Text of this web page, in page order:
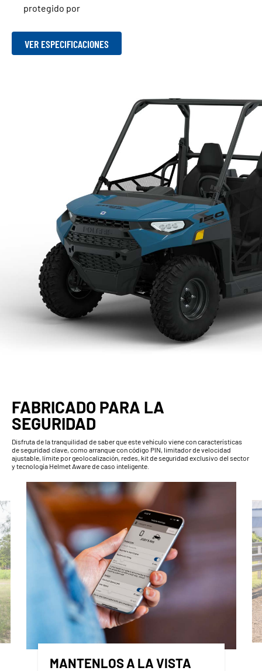
protegido por
VER ESPECIFICACIONES
FABRICADO PARA LA
SEGURIDAD
Disfruta de la tranquilidad de saber que este vehículo viene con características
de seguridad clave, como arranque con código PIN, limitador de velocidad
ajustable, límite por geolocalización, redes, kit de seguridad exclusivo del sector
y tecnología Helmet Aware de caso inteligente.
MANTENLOS A LA VISTA